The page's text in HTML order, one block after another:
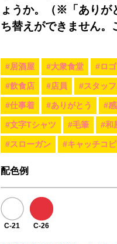
ょうか。（※「ありが
ち替えができません。
#居酒屋 #大衆食堂 #ロ
#飲食店 #店員 #スタッ
#仕事着 #ありがとう #
#文字Tシャツ #毛筆 #和
#スローガン #キャッチコ
配色例
C-21 C-26